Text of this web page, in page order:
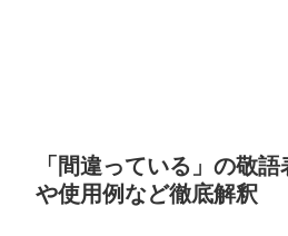
「間違っている」の敬
や使用例など徹底解釈